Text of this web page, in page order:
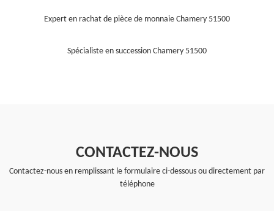
Expert en rachat de pièce de monnaie Chamery 51500
Spécialiste en succession Chamery 51500
CONTACTEZ-NOUS
Contactez-nous en remplissant le formulaire ci-dessous ou directement par
téléphone